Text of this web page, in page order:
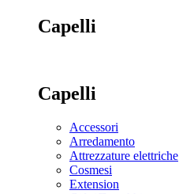
Capelli
Capelli
Accessori
Arredamento
Attrezzature elettriche
Cosmesi
Extension